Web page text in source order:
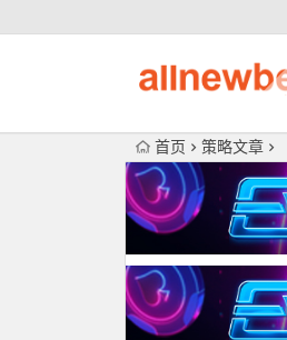
首页 策略文章